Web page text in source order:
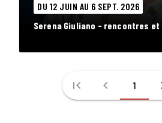
DU 12 JUIN AU 6 SEPT. 2026
Serena Giuliano - rencontres et
first_page chevron_left 1